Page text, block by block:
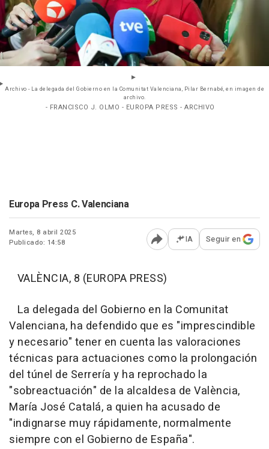
Archivo - La delegada del Gobierno en la Comunitat Valenciana, Pilar Bernabé, en imagen de
archivo.
- FRANCISCO J. OLMO - EUROPA PRESS - ARCHIVO
Europa Press C. Valenciana
Martes, 8 abril 2025
Publicado: 14:58
Abrir opciones para
IA Seguir en
VALÈNCIA, 8 (EUROPA PRESS)
La delegada del Gobierno en la Comunitat
Valenciana, ha defendido que es "imprescindible
y necesario" tener en cuenta las valoraciones
técnicas para actuaciones como la prolongación
del túnel de Serrería y ha reprochado la
"sobreactuación" de la alcaldesa de València,
María José Catalá, a quien ha acusado de
"indignarse muy rápidamente, normalmente
siempre con el Gobierno de España".